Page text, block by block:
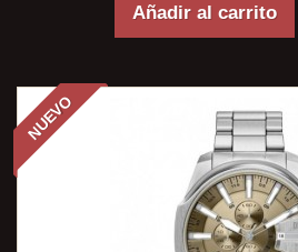
Añadir al carrito
NUEVO